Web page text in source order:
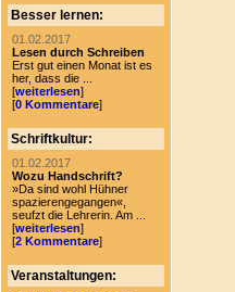
Besser lernen:
01.02.2017
Lesen durch Schreiben
Erst gut einen Monat ist es
her, dass die ...
[weiterlesen]
[0 Kommentare]
Schriftkultur:
01.02.2017
Wozu Handschrift?
»Da sind wohl Hühner
spazierengegangen«,
seufzt die Lehrerin. Am ...
[weiterlesen]
[2 Kommentare]
Veranstaltungen: